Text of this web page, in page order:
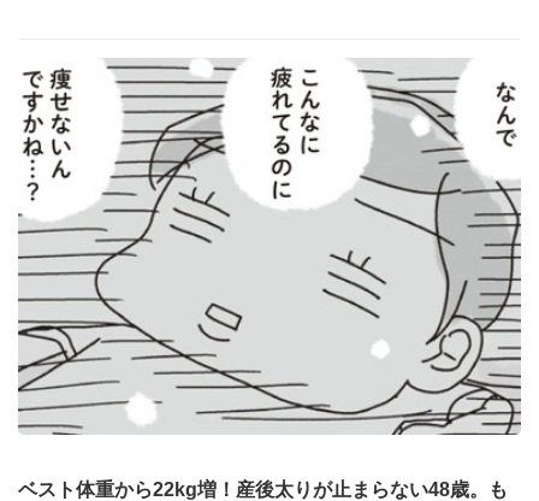
ベスト体重から22kg増！産後太りが止まらない48歳。も